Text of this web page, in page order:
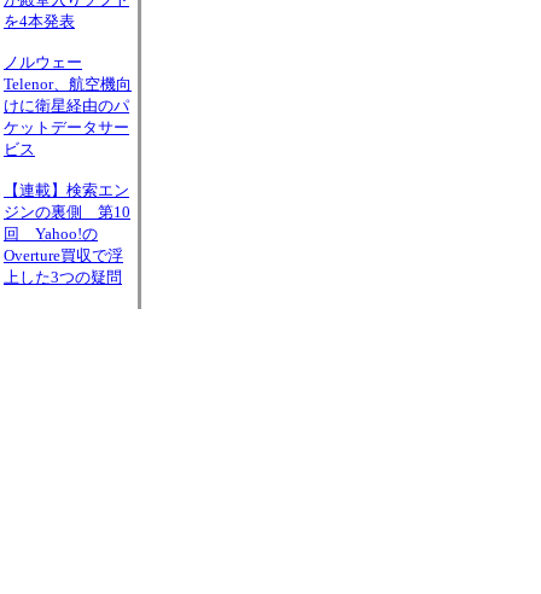
を4本発表
ノルウェー
Telenor、航空機向
けに衛星経由のパ
ケットデータサー
ビス
【連載】検索エン
ジンの裏側 第10
回 Yahoo!の
Overture買収で浮
上した3つの疑問